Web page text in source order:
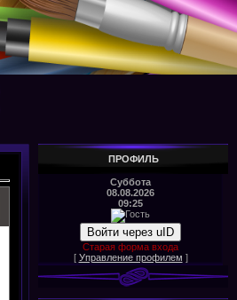
ПРОФИЛЬ
Суббота
08.08.2026
09:25
Войти через uID
Старая форма входа
[ Управление профилем ]